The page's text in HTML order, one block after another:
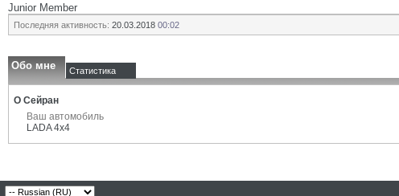
Junior Member
Последняя активность: 20.03.2018 00:02
Обо мне Статистика
О Сейран
Ваш автомобиль
LADA 4x4